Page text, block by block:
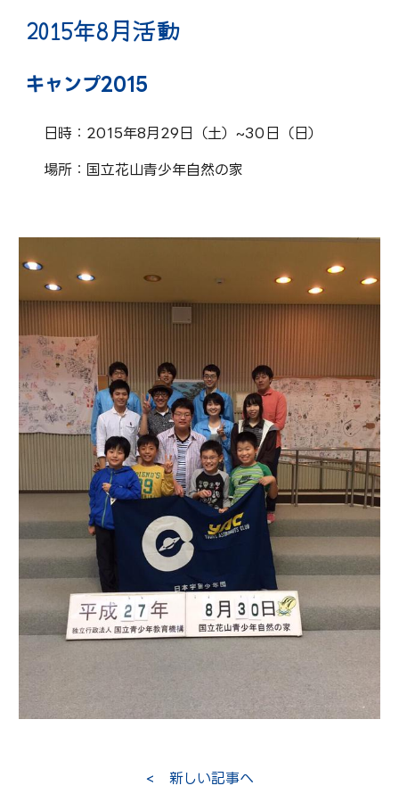
2015年8月活動
キャンプ2015
日時：2015年8月29日（土）~30日（日）
場所：国立花山青少年自然の家
< 新しい記事へ